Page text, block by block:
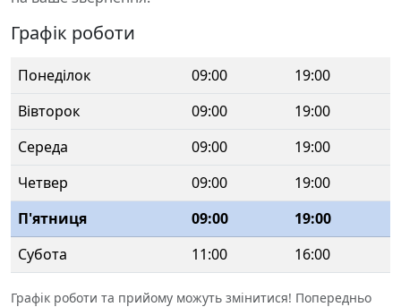
Графік роботи
Понеділок 09:00
19:00
Вівторок
09:00
19:00
Середа
09:00
19:00
Четвер
09:00
19:00
П'ятниця
09:00
19:00
Субота
11:00 16:00
Графік роботи та прийому можуть змінитися! Попередньо